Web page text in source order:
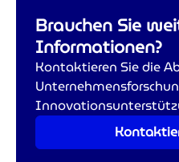
Brauchen Sie
Informationen?
Kontaktieren Sie die